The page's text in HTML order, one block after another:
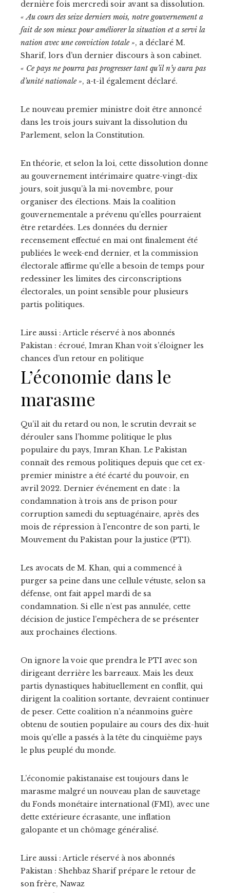
dernière fois mercredi soir avant sa dissolution.
« Au cours des seize derniers mois, notre gouvernement a
fait de son mieux pour améliorer la situation et a servi la
nation avec une conviction totale », a déclaré M.
Sharif, lors d’un dernier discours à son cabinet.
« Ce pays ne pourra pas progresser tant qu’il n’y aura pas
d’unité nationale », a-t-il également déclaré.
Le nouveau premier ministre doit être annoncé
dans les trois jours suivant la dissolution du
Parlement, selon la Constitution.
En théorie, et selon la loi, cette dissolution donne
au gouvernement intérimaire quatre-vingt-dix
jours, soit jusqu’à la mi-novembre, pour
organiser des élections. Mais la coalition
gouvernementale a prévenu qu’elles pourraient
être retardées. Les données du dernier
recensement effectué en mai ont finalement été
publiées le week-end dernier, et la commission
électorale affirme qu’elle a besoin de temps pour
redessiner les limites des circonscriptions
électorales, un point sensible pour plusieurs
partis politiques.
Lire aussi : Article réservé à nos abonnés
Pakistan : écroué, Imran Khan voit s’éloigner les
chances d’un retour en politique
L’économie dans le
marasme
Qu’il ait du retard ou non, le scrutin devrait se
dérouler sans l’homme politique le plus
populaire du pays, Imran Khan. Le Pakistan
connaît des remous politiques depuis que cet ex-
premier ministre a été écarté du pouvoir, en
avril 2022. Dernier événement en date : la
condamnation à trois ans de prison pour
corruption samedi du septuagénaire, après des
mois de répression à l’encontre de son parti, le
Mouvement du Pakistan pour la justice (PTI).
Les avocats de M. Khan, qui a commencé à
purger sa peine dans une cellule vétuste, selon sa
défense, ont fait appel mardi de sa
condamnation. Si elle n’est pas annulée, cette
décision de justice l’empêchera de se présenter
aux prochaines élections.
On ignore la voie que prendra le PTI avec son
dirigeant derrière les barreaux. Mais les deux
partis dynastiques habituellement en conflit, qui
dirigent la coalition sortante, devraient continuer
de peser. Cette coalition n’a néanmoins guère
obtenu de soutien populaire au cours des dix-huit
mois qu’elle a passés à la tête du cinquième pays
le plus peuplé du monde.
L’économie pakistanaise est toujours dans le
marasme malgré un nouveau plan de sauvetage
du Fonds monétaire international (FMI), avec une
dette extérieure écrasante, une inflation
galopante et un chômage généralisé.
Lire aussi : Article réservé à nos abonnés
Pakistan : Shehbaz Sharif prépare le retour de
son frère, Nawaz